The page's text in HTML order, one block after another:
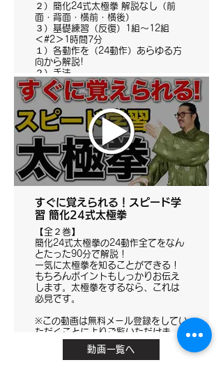
２）簡化24式太極拳 解説なし（前
面・背面・横前・横後）
３）基礎練習（反復）1組～12組
＜#2＞1時間7分
１）各動作を（24動作）あらゆる方
向から解説!
２）手法
３）歩法
すぐに覚えられる！スピード学
習 簡化24式太極拳
【全２巻】
簡化24式太極拳の24動作全てをなん
とたった90分で解説！
一気に太極拳を知ることができる！
もちろんポイントもしっかりお伝え
します。太極拳をするなら、これは
必見です。
※この動画は無料メール登録をしてい
ただくことによりご覧いただけま
動画一覧へ